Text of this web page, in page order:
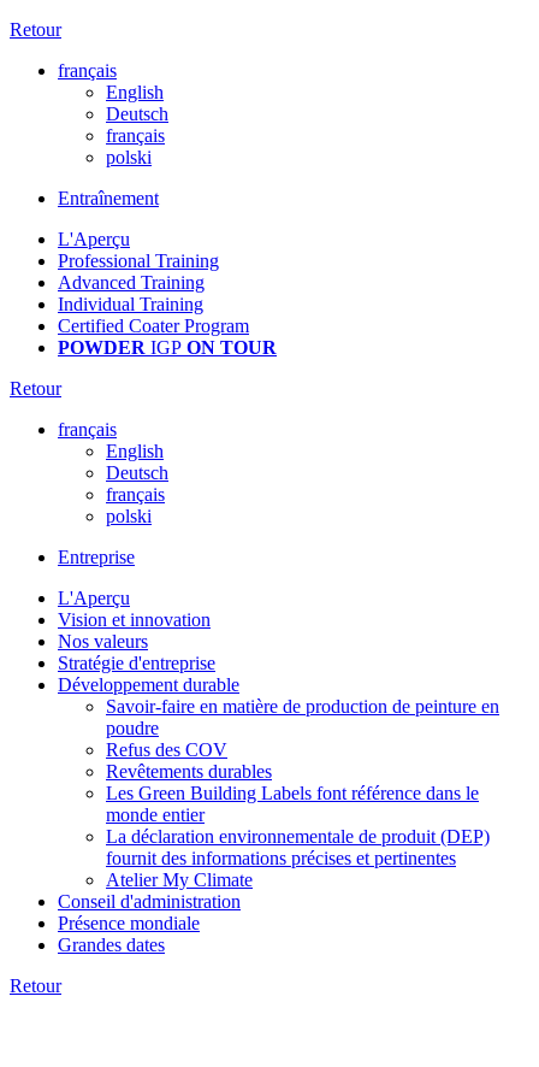
Retour
français
English
Deutsch
français
polski
Entraînement
L'Aperçu
Professional Training
Advanced Training
Individual Training
Certified Coater Program
POWDER IGP ON TOUR
Retour
français
English
Deutsch
français
polski
Entreprise
L'Aperçu
Vision et innovation
Nos valeurs
Stratégie d'entreprise
Développement durable
Savoir-faire en matière de production de peinture en
poudre
Refus des COV
Revêtements durables
Les Green Building Labels font référence dans le
monde entier
La déclaration environnementale de produit (DEP)
fournit des informations précises et pertinentes
Atelier My Climate
Conseil d'administration
Présence mondiale
Grandes dates
Retour